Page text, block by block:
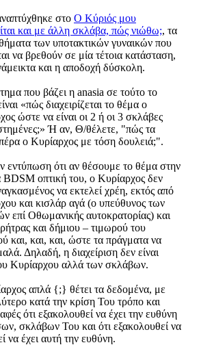
στο Ο Κύριός μου
και με άλλη σκλάβα, πώς νιώθω;, τα
των υποτακτικών γυναικών που
να βρεθούν σε μία τέτοια κατάσταση,
και η αποδοχή δύσκολη.
που βάζει η anasia σε τούτο το
«πώς διαχειρίζεται το θέμα ο
ώστε να είναι οι 2 ή οι 3 σκλάβες
Ή αν, Θ/θέλετε, "πώς τα
ο Κυρίαρχος με τόση δουλειά;".
εντύπωση ότι αν θέσουμε το θέμα στην
οπτική του, ο Κυρίαρχος δεν
να εκτελεί χρέη, εκτός από
και κισλάρ αγά (ο υπεύθυνος των
επί Οθωμανικής αυτοκρατορίας) και
και δήμιου – τιμωρού του
και, και, και, ώστε τα πράγματα να
Δηλαδή, η διαχείριση δεν είναι
Κυρίαρχου αλλά των σκλάβων.
απλά {;} θέτει τα δεδομένα, με
κατά την κρίση Του τρόπο και
ότι εξακολουθεί να έχει την ευθύνη
σκλάβων Του και ότι εξακολουθεί να
να έχει αυτή την ευθύνη.